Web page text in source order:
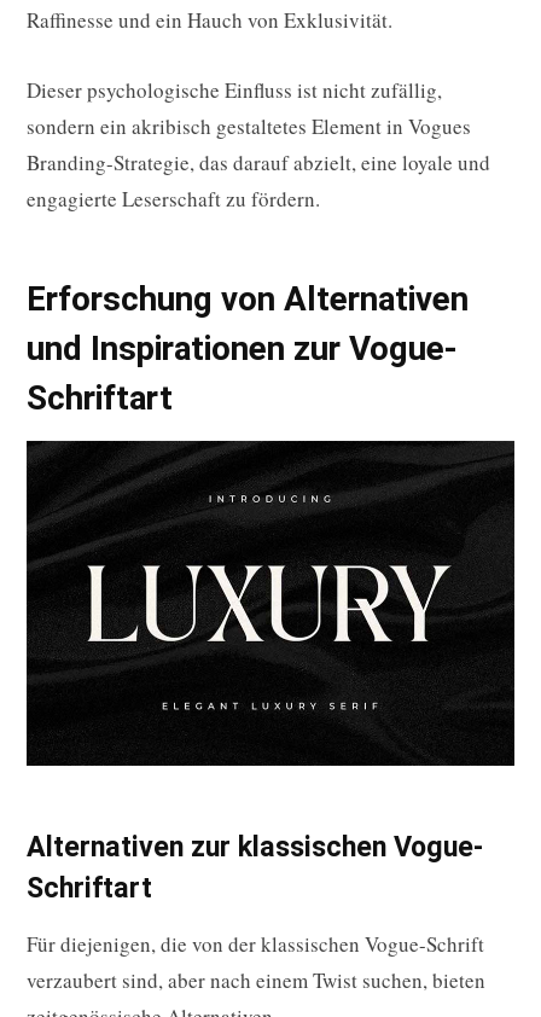
Raffinesse und ein Hauch von Exklusivität.
Dieser psychologische Einfluss ist nicht zufällig,
sondern ein akribisch gestaltetes Element in Vogues
Branding-Strategie, das darauf abzielt, eine loyale und
engagierte Leserschaft zu fördern.
Erforschung von Alternativen
und Inspirationen zur Vogue-
Schriftart
Alternativen zur klassischen Vogue-
Schriftart
Für diejenigen, die von der klassischen Vogue-Schrift
verzaubert sind, aber nach einem Twist suchen, bieten